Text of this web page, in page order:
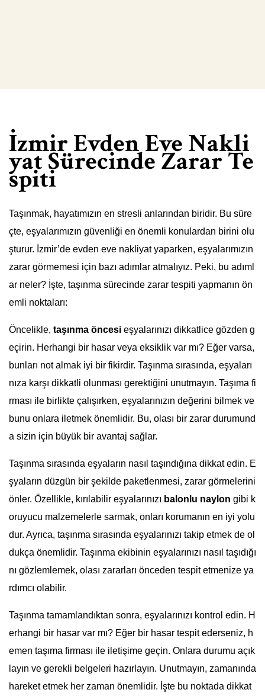
İzmir Evden Eve Nakli
yat Sürecinde Zarar Te
spiti
Taşınmak, hayatımızın en stresli anlarından biridir. Bu süre
çte, eşyalarımızın güvenliği en önemli konulardan birini olu
şturur. İzmir’de evden eve nakliyat yaparken, eşyalarımızın
zarar görmemesi için bazı adımlar atmalıyız. Peki, bu adıml
ar neler? İşte, taşınma sürecinde zarar tespiti yapmanın ön
emli noktaları:
Öncelikle, taşınma öncesi eşyalarınızı dikkatlice gözden g
eçirin. Herhangi bir hasar veya eksiklik var mı? Eğer varsa,
bunları not almak iyi bir fikirdir. Taşınma sırasında, eşyaları
nıza karşı dikkatli olunması gerektiğini unutmayın. Taşıma fi
rması ile birlikte çalışırken, eşyalarınızın değerini bilmek ve
bunu onlara iletmek önemlidir. Bu, olası bir zarar durumund
a sizin için büyük bir avantaj sağlar.
Taşınma sırasında eşyaların nasıl taşındığına dikkat edin. E
şyaların düzgün bir şekilde paketlenmesi, zarar görmelerini
önler. Özellikle, kırılabilir eşyalarınızı balonlu naylon gibi k
oruyucu malzemelerle sarmak, onları korumanın en iyi yolu
dur. Ayrıca, taşınma sırasında eşyalarınızı takip etmek de ol
dukça önemlidir. Taşınma ekibinin eşyalarınızı nasıl taşıdığı
nı gözlemlemek, olası zararları önceden tespit etmenize ya
rdımcı olabilir.
Taşınma tamamlandıktan sonra, eşyalarınızı kontrol edin. H
erhangi bir hasar var mı? Eğer bir hasar tespit ederseniz, h
emen taşıma firması ile iletişime geçin. Onlara durumu açık
layın ve gerekli belgeleri hazırlayın. Unutmayın, zamanında
hareket etmek her zaman önemlidir. İşte bu noktada dikkat